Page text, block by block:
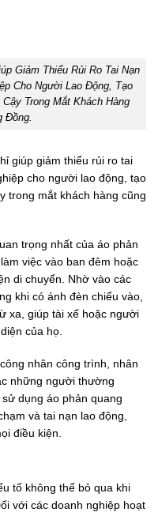
Giảm Thiểu Rủi Ro Tai Nạn
Cho Người Lao Động, Tạo
Trong Mắt Khách Hàng
Đồng.
giúp giảm thiểu rủi ro tai
cho người lao động, tạo
trong mắt khách hàng cũng
trọng nhất của áo phản
việc vào ban đêm hoặc
di chuyển. Nhờ vào các
khi có ánh đèn chiếu vào,
xa, giúp tài xế hoặc người
của họ.
nhân công trình, nhân
những người thường
dụng áo phản quang
và tai nạn lao động,
điều kiện.
tố không thể bỏ qua khi
với các doanh nghiệp hoạt